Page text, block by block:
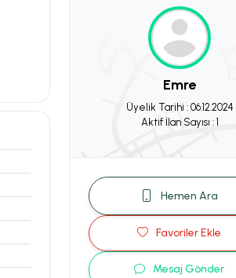
Emre
Üyelik Tarihi : 06.12.2024
Aktif İlan Sayısı : 1
Hemen Ara
Favoriler Ekle
Mesaj Gönder